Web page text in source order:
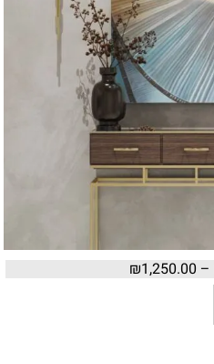
–
₪1,250.00